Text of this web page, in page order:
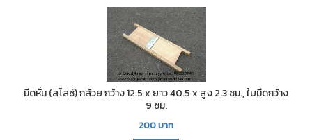
มีดหั่น (สไลซ์) กล้วย กว้าง 12.5 x ยาว 40.5 x สูง 2.3 ซม., ใบมีดกว้าง
9 ซม.
200บาท